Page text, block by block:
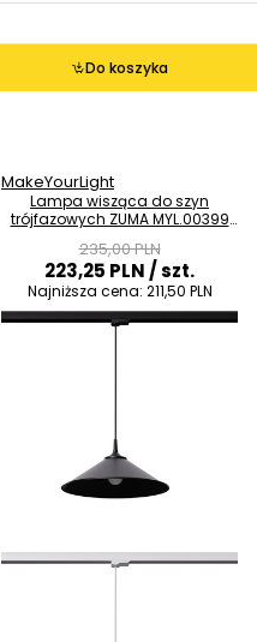
Do koszyka
MakeYourLight
Lampa wisząca do szyn
trójfazowych ZUMA MYL.00399
235,00 PLN
223,25 PLN/ szt.
Najniższa cena: 211,50 PLN